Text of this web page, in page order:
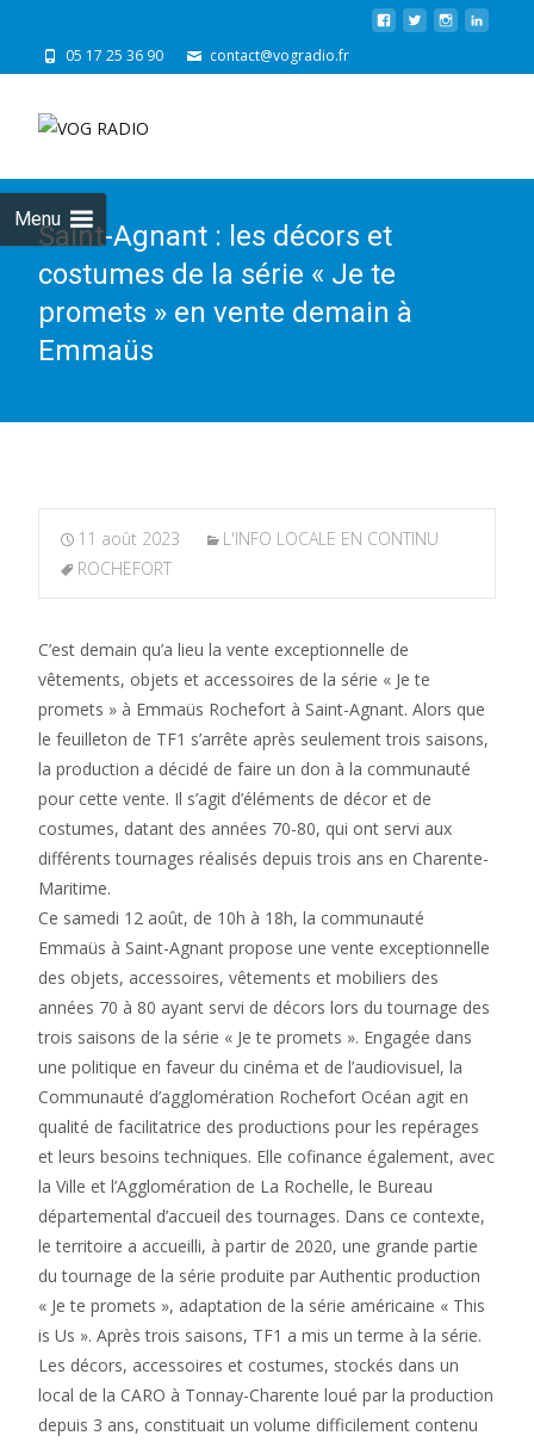
05 17 25 36 90 contact@vogradio.fr
Menu
Saint-Agnant : les décors et
costumes de la série « Je te
promets » en vente demain à
Emmaüs
11 août 2023
L'INFO LOCALE EN CONTINU
ROCHEFORT
C’est demain qu’a lieu la vente exceptionnelle de
vêtements, objets et accessoires de la série « Je te
promets » à Emmaüs Rochefort à Saint-Agnant. Alors que
le feuilleton de TF1 s’arrête après seulement trois saisons,
la production a décidé de faire un don à la communauté
pour cette vente. Il s’agit d’éléments de décor et de
costumes, datant des années 70-80, qui ont servi aux
différents tournages réalisés depuis trois ans en Charente-
Maritime.
Ce samedi 12 août, de 10h à 18h, la communauté
Emmaüs à Saint-Agnant propose une vente exceptionnelle
des objets, accessoires, vêtements et mobiliers des
années 70 à 80 ayant servi de décors lors du tournage des
trois saisons de la série « Je te promets ». Engagée dans
une politique en faveur du cinéma et de l’audiovisuel, la
Communauté d’agglomération Rochefort Océan agit en
qualité de facilitatrice des productions pour les repérages
et leurs besoins techniques. Elle cofinance également, avec
la Ville et l’Agglomération de La Rochelle, le Bureau
départemental d’accueil des tournages. Dans ce contexte,
le territoire a accueilli, à partir de 2020, une grande partie
du tournage de la série produite par Authentic production
« Je te promets », adaptation de la série américaine « This
is Us ». Après trois saisons, TF1 a mis un terme à la série.
Les décors, accessoires et costumes, stockés dans un
local de la CARO à Tonnay-Charente loué par la production
depuis 3 ans, constituait un volume difficilement contenu